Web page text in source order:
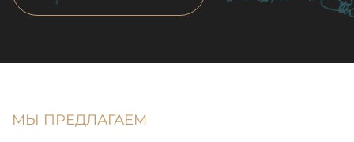
МЫ ПРЕДЛАГАЕМ